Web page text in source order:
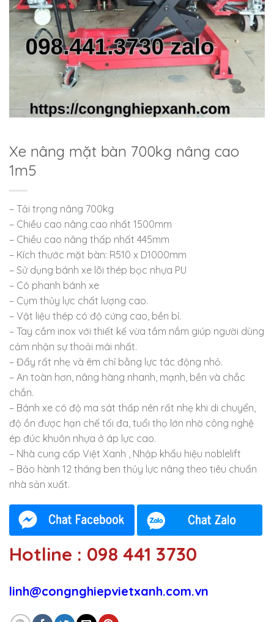
Xe nâng mặt bàn 700kg nâng cao
1m5
– Tải trọng nâng 700kg
– Chiều cao nâng cao nhất 1500mm
– Chiều cao nâng thấp nhất 445mm
– Kích thước mặt bàn: R510 x D1000mm
– Sử dụng bánh xe lõi thép bọc nhựa PU
– Có phanh bánh xe
– Cụm thủy lực chất lượng cao.
– Vật liệu thép có độ cứng cao, bền bỉ.
– Tay cầm inox với thiết kế vừa tầm nắm giúp người dùng
cảm nhận sự thoải mái nhất.
– Đẩy rất nhẹ và êm chỉ bằng lực tác động nhỏ.
– An toàn hơn, nâng hàng nhanh, mạnh, bền và chắc
chắn.
– Bánh xe có độ ma sát thấp nên rất nhẹ khi di chuyển,
độ ồn được hạn chế tối đa, tuổi thọ lớn nhờ công nghệ
ép đúc khuôn nhựa ở áp lực cao.
– Nhà cung cấp Việt Xanh , Nhập khẩu hiệu noblelift
– Bảo hành 12 tháng ben thủy lực nâng theo tiêu chuẩn
nhà sản xuất.
Hotline : 098 441 3730
linh@congnghiepvietxanh.com.vn